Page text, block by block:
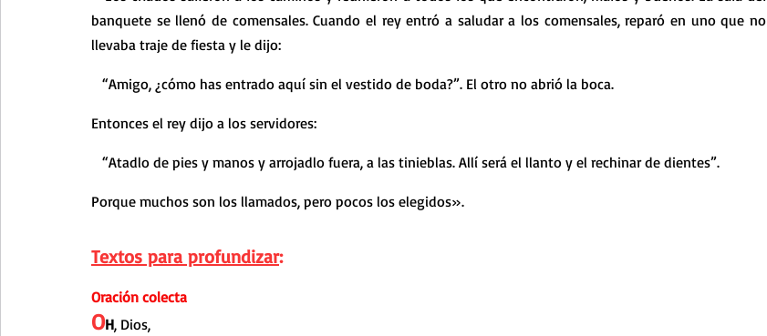
banquete se llenó de comensales. Cuando el rey entró a saludar a los comensales, reparó en uno que no
llevaba traje de fiesta y le dijo:
   “Amigo, ¿cómo has entrado aquí sin el vestido de boda?”. El otro no abrió la boca.
Entonces el rey dijo a los servidores:
   “Atadlo de pies y manos y arrojadlo fuera, a las tinieblas. Allí será el llanto y el rechinar de dientes”.
Porque muchos son los llamados, pero pocos los elegidos».
Textos para profundizar:
Oración colecta
OH, Dios,